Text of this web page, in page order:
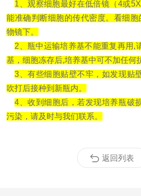
1、观察细胞最好在低倍镜（4或
能准确判断细胞的传代密度。看细
物镜下。
2、瓶中运输培养基不能重复再用,
基，细胞冻存后,培养基中可不加任何
3、有些细胞贴壁不牢，如发现贴
吹打后接种到新瓶内。
4、收到细胞后，若发现培养瓶破
污染，请及时与我们联系。
返回列表